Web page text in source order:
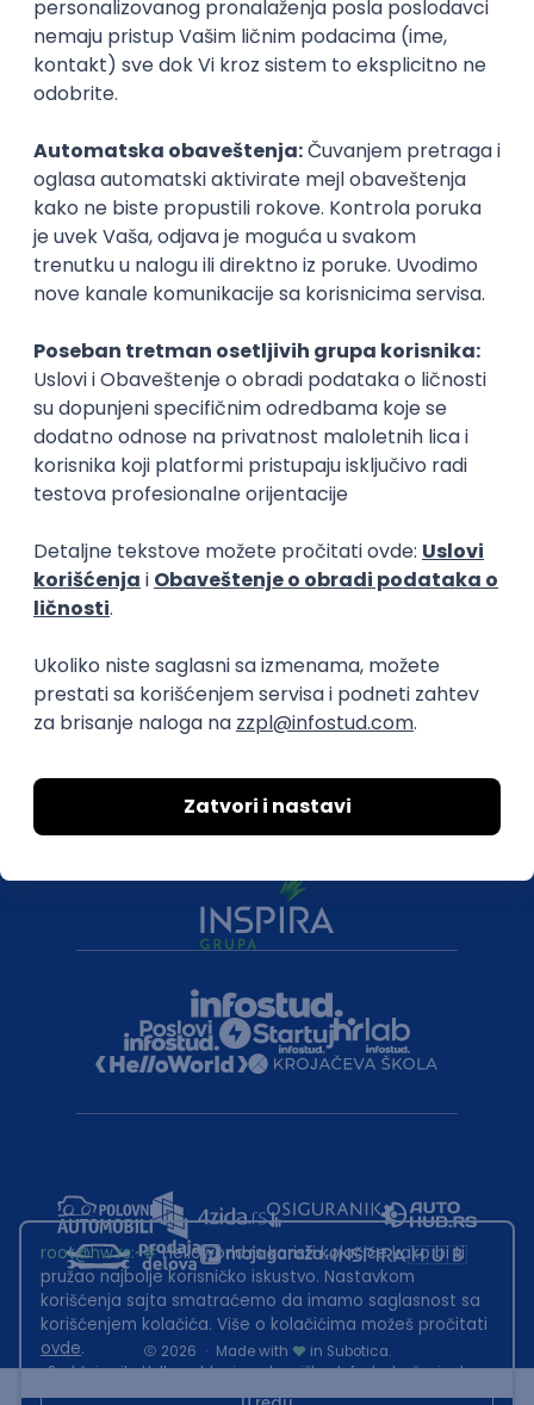
Istaknuti poslodavci
transparentnost domaćeg IT tržišta rada i
efikasno spajamo kandidate i poslodavce.
O nama
Uslovi korišćenja
Politika privatnosti
Uklonjeni profili poslodavaca
Druželjubivi smo!
2026 · Made with
in Subotica.
Sadržaj sajta Helloworld.rs je u vlasništvu Infostud rešenja d.o.o.
root@hw.rs:~#Helloworld.rs koristi kolačiće kako bi ti
pružao najbolje korisničko iskustvo. Nastavkom
korišćenja sajta smatraćemo da imamo saglasnost sa
korišćenjem kolačića. Više o kolačićima možeš pročitati
ovde.